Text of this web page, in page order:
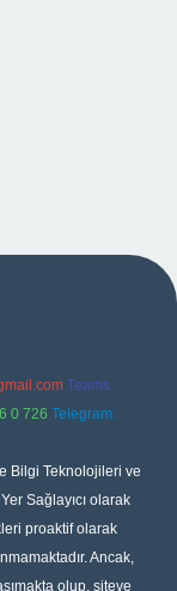
Teams:
0 726 Telegram:
Bilgi Teknolojileri ve
Sağlayıcı olarak
proaktif olarak
Ancak,
olup, siteye